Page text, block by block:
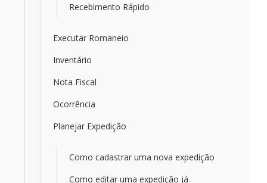
Recebimento Rápido
Executar Romaneio
Inventário
Nota Fiscal
Ocorrência
Planejar Expedição
Como cadastrar uma nova expedição
Como editar uma expedição já